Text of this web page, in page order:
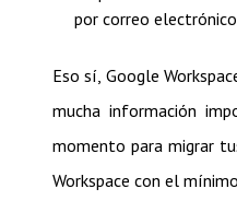
por correo
Eso sí, Google
mucha información
momento para migrar
Workspace con el